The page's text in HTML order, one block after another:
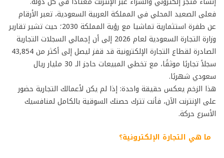
فعلى الصعيد المحلي في المملكة العربية السعودية، تعبر الأرقام
عن طفرة استثمارية تماشيا مع رؤية المملكة 2030؛ حيث تشير تقارير
وزارة التجارة السعودية لعام 2026 إلى أن إجمالي السجلات التجارية
الصادرة لقطاع التجارة الإلكترونية قد قفز ليصل إلى أكثر من 43,854
سجلاً تجاريًا موثقًا، مع تخطي المبيعات حاجز الـ 30 مليار ريال
سعودي شهريًا.
هذا الزخم يعكس حقيقة واحدة: إذا لم يكن لأعمالك التجارية حضور
على الإنترنت الآن، فأنت تترك حصتك السوقية بالكامل لمنافسيك
الأسرع حركة.
ما هي التجارة الإلكترونية؟